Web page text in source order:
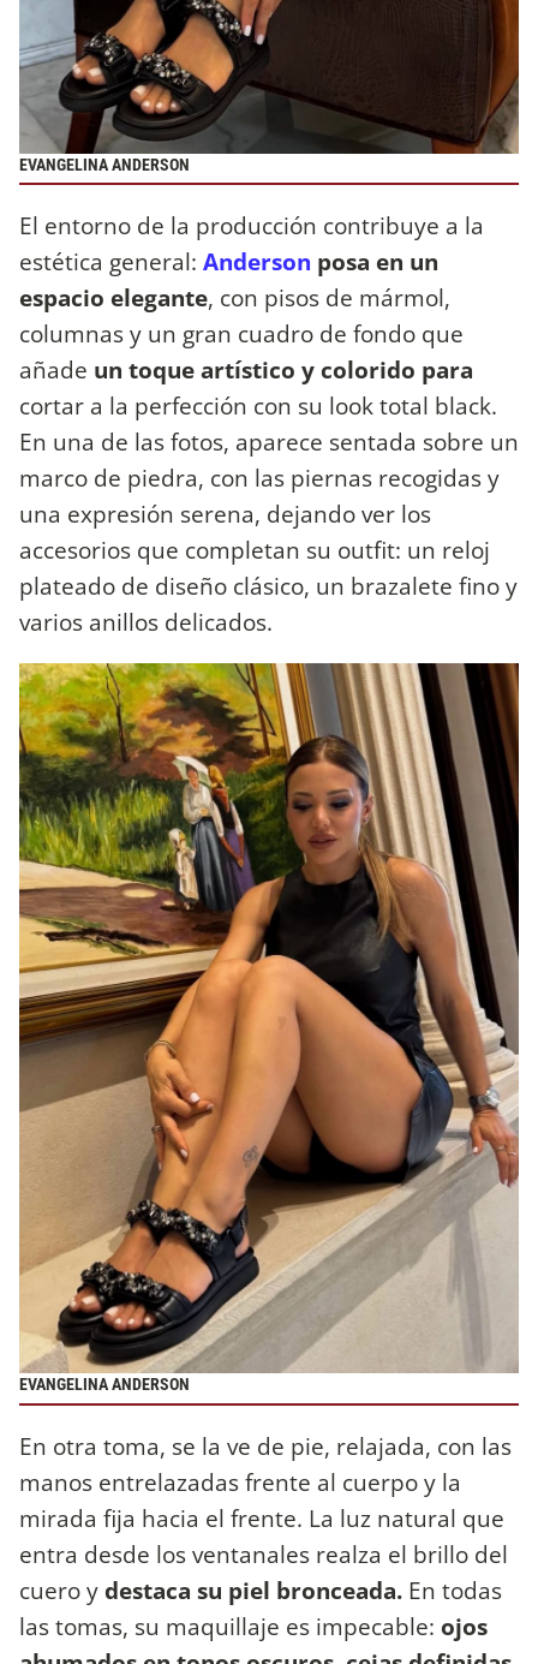
EVANGELINA ANDERSON
El entorno de la producción contribuye a la
estética general: Anderson posa en un
espacio elegante, con pisos de mármol,
columnas y un gran cuadro de fondo que
añade un toque artístico y colorido para
cortar a la perfección con su look total black.
En una de las fotos, aparece sentada sobre un
marco de piedra, con las piernas recogidas y
una expresión serena, dejando ver los
accesorios que completan su outfit: un reloj
plateado de diseño clásico, un brazalete fino y
varios anillos delicados.
EVANGELINA ANDERSON
En otra toma, se la ve de pie, relajada, con las
manos entrelazadas frente al cuerpo y la
mirada fija hacia el frente. La luz natural que
entra desde los ventanales realza el brillo del
cuero ydestaca su piel bronceada. En todas
las tomas, su maquillaje es impecable: ojos